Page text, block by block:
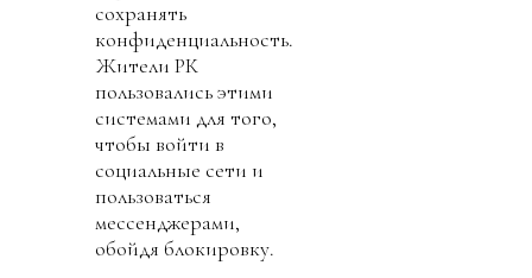
сохранять
конфиденциальность.
Жители РК
пользовались этими
системами для того,
чтобы войти в
социальные сети и
пользоваться
мессенджерами,
обойдя блокировку.